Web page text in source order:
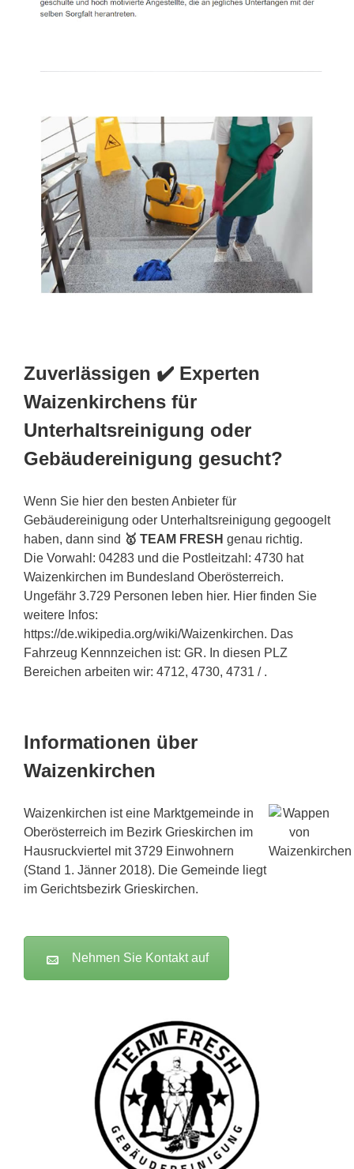
Zuverlässigen ✔️ Experten
Waizenkirchens für
Unterhaltsreinigung oder
Gebäudereinigung gesucht?
Wenn Sie hier den besten Anbieter für
Gebäudereinigung oder Unterhaltsreinigung gegoogelt
haben, dann sind 🥇 TEAM FRESH genau richtig.
Die Vorwahl: 04283 und die Postleitzahl: 4730 hat
Waizenkirchen im Bundesland Oberösterreich.
Ungefähr 3.729 Personen leben hier. Hier finden Sie
weitere Infos:
https://de.wikipedia.org/wiki/Waizenkirchen. Das
Fahrzeug Kennnzeichen ist: GR. In diesen PLZ
Bereichen arbeiten wir: 4712, 4730, 4731 / .
Informationen über
Waizenkirchen
Waizenkirchen ist eine Marktgemeinde in
Oberösterreich im Bezirk Grieskirchen im
Hausruckviertel mit 3729 Einwohnern
(Stand 1. Jänner 2018). Die Gemeinde liegt
im Gerichtsbezirk Grieskirchen.
Nehmen Sie Kontakt auf